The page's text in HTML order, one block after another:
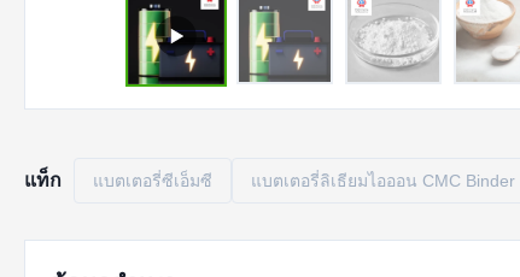
แท็ก แบตเตอรี่ซีเอ็มซี แบตเตอรี่ลิเธียมไอออน CMC Binder